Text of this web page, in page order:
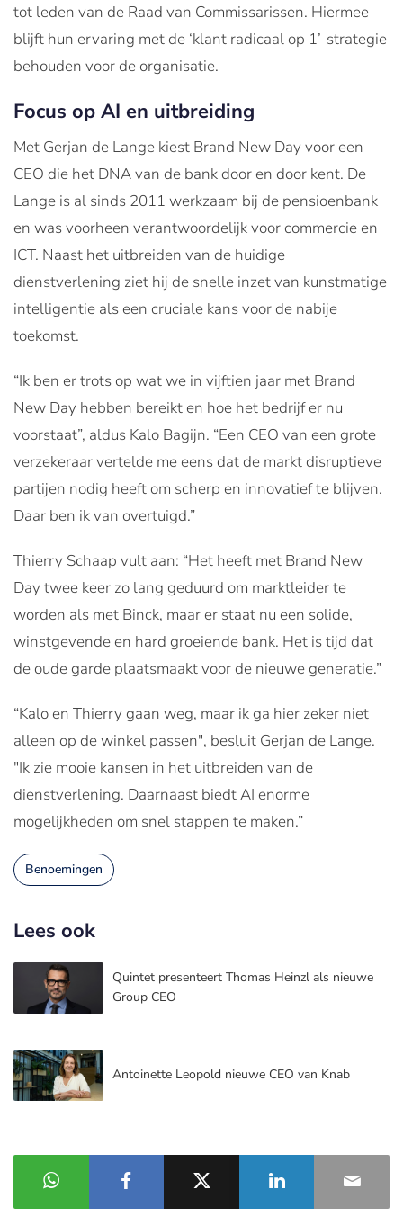
tot leden van de Raad van Commissarissen. Hiermee
blijft hun ervaring met de ‘klant radicaal op 1’-strategie
behouden voor de organisatie.
Focus op AI en uitbreiding
Met Gerjan de Lange kiest Brand New Day voor een
CEO die het DNA van de bank door en door kent. De
Lange is al sinds 2011 werkzaam bij de pensioenbank
en was voorheen verantwoordelijk voor commercie en
ICT. Naast het uitbreiden van de huidige
dienstverlening ziet hij de snelle inzet van kunstmatige
intelligentie als een cruciale kans voor de nabije
toekomst.
“Ik ben er trots op wat we in vijftien jaar met Brand
New Day hebben bereikt en hoe het bedrijf er nu
voorstaat”, aldus Kalo Bagijn. “Een CEO van een grote
verzekeraar vertelde me eens dat de markt disruptieve
partijen nodig heeft om scherp en innovatief te blijven.
Daar ben ik van overtuigd.”
Thierry Schaap vult aan: “Het heeft met Brand New
Day twee keer zo lang geduurd om marktleider te
worden als met Binck, maar er staat nu een solide,
winstgevende en hard groeiende bank. Het is tijd dat
de oude garde plaatsmaakt voor de nieuwe generatie.”
“Kalo en Thierry gaan weg, maar ik ga hier zeker niet
alleen op de winkel passen", besluit Gerjan de Lange.
"Ik zie mooie kansen in het uitbreiden van de
dienstverlening. Daarnaast biedt AI enorme
mogelijkheden om snel stappen te maken.”
Benoemingen
Lees ook
Quintet presenteert Thomas Heinzl als nieuwe
Group CEO
Antoinette Leopold nieuwe CEO van Knab